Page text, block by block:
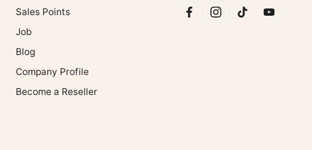
Sales Points
Job
Blog
Company Profile
Become a Reseller